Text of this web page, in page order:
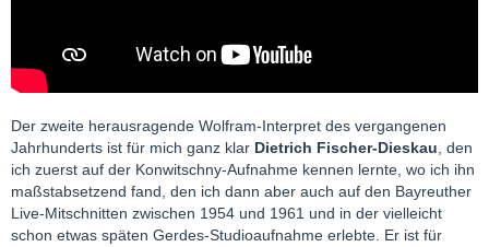
Der zweite herausragende Wolfram-Interpret des vergangenen
Jahrhunderts ist für mich ganz klar Dietrich Fischer-Dieskau, den
ich zuerst auf der Konwitschny-Aufnahme kennen lernte, wo ich ihn
maßstabsetzend fand, den ich dann aber auch auf den Bayreuther
Live-Mitschnitten zwischen 1954 und 1961 und in der vielleicht
schon etwas späten Gerdes-Studioaufnahme erlebte. Er ist für